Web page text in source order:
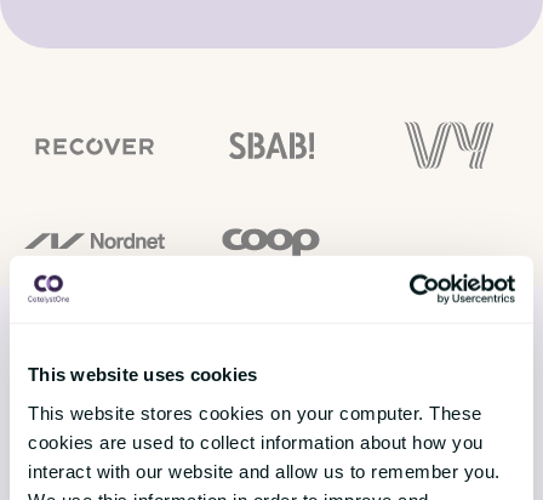
This website uses cookies
This website stores cookies on your computer. These
cookies are used to collect information about how you
interact with our website and allow us to remember you.
LØSNINGER
Core HR